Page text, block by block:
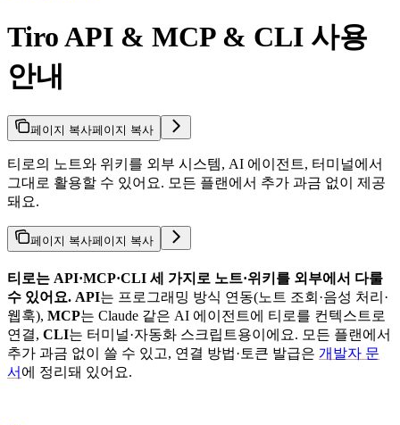
Tiro API & MCP & CLI 사용
안내
페이지 복사페이지 복사
티로의 노트와 위키를 외부 시스템, AI 에이전트, 터미널에서
그대로 활용할 수 있어요. 모든 플랜에서 추가 과금 없이 제공
돼요.
페이지 복사페이지 복사
티로는 API·MCP·CLI 세 가지로 노트·위키를 외부에서 다룰
수 있어요. API는 프로그래밍 방식 연동(노트 조회·음성 처리·
웹훅), MCP는 Claude 같은 AI 에이전트에 티로를 컨텍스트로
연결, CLI는 터미널·자동화 스크립트용이에요. 모든 플랜에서
추가 과금 없이 쓸 수 있고, 연결 방법·토큰 발급은 개발자 문
서 에 정리돼 있어요.